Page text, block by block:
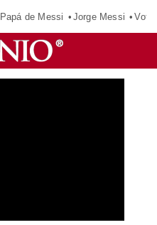
Papá de Messi Jorge Messi